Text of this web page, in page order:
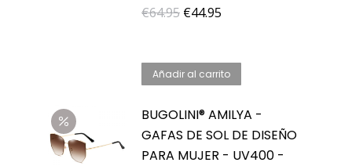
€64.95 El
era:
€44.95
es:
Añadir al carrito
BUGOLINI® AMILYA -
GAFAS DE SOL DE DISEÑO
PARA MUJER - UV400 -